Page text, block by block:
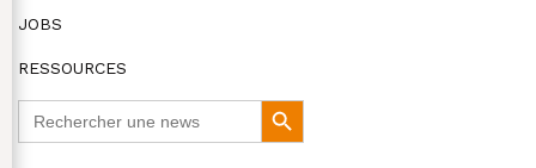
JOBS
RESSOURCES
Search
Button